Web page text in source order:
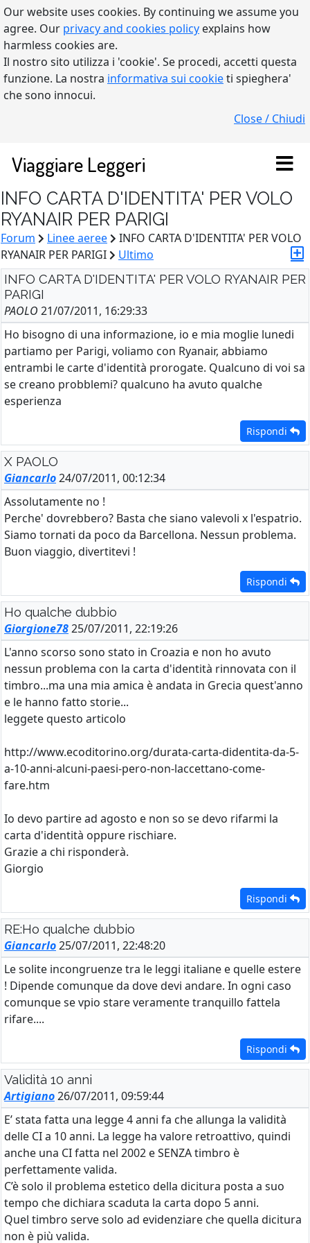
Our website uses cookies. By continuing we assume you
agree. Our privacy and cookies policy explains how
harmless cookies are.
Il nostro sito utilizza i 'cookie'. Se procedi, accetti questa
funzione. La nostra informativa sui cookieti spieghera'
che sono innocui.
Close / Chiudi
Viaggiare Leggeri
INFO CARTA D'IDENTITA' PER VOLO
RYANAIR PER PARIGI
Forum Linee aeree
INFO CARTA D'IDENTITA' PER VOLO
RYANAIR PER PARIGI
Ultimo
INFO CARTA D'IDENTITA' PER VOLO RYANAIR PER
PARIGI
PAOLO 21/07/2011, 16:29:33
Ho bisogno di una informazione, io e mia moglie lunedi
partiamo per Parigi, voliamo con Ryanair, abbiamo
entrambi le carte d'identità prorogate. Qualcuno di voi sa
se creano probblemi? qualcuno ha avuto qualche
esperienza
Rispondi
X PAOLO
Giancarlo24/07/2011, 00:12:34
Assolutamente no !
Perche' dovrebbero? Basta che siano valevoli x l'espatrio.
Siamo tornati da poco da Barcellona. Nessun problema.
Buon viaggio, divertitevi !
Rispondi
Ho qualche dubbio
Giorgione7825/07/2011, 22:19:26
L'anno scorso sono stato in Croazia e non ho avuto
nessun problema con la carta d'identità rinnovata con il
timbro...ma una mia amica è andata in Grecia quest'anno
e le hanno fatto storie...
leggete questo articolo
http://www.ecoditorino.org/durata-carta-didentita-da-5-
a-10-anni-alcuni-paesi-pero-non-laccettano-come-
fare.htm
Io devo partire ad agosto e non so se devo rifarmi la
carta d'identità oppure rischiare.
Grazie a chi risponderà.
Giorgio
Rispondi
RE:Ho qualche dubbio
Giancarlo25/07/2011, 22:48:20
Le solite incongruenze tra le leggi italiane e quelle estere
! Dipende comunque da dove devi andare. In ogni caso
comunque se vpio stare veramente tranquillo fattela
rifare....
Rispondi
Validità 10 anni
Artigiano26/07/2011, 09:59:44
E’ stata fatta una legge 4 anni fa che allunga la validità
delle CI a 10 anni. La legge ha valore retroattivo, quindi
anche una CI fatta nel 2002 e SENZA timbro è
perfettamente valida.
C’è solo il problema estetico della dicitura posta a suo
tempo che dichiara scaduta la carta dopo 5 anni.
Quel timbro serve solo ad evidenziare che quella dicitura
non è più valida.